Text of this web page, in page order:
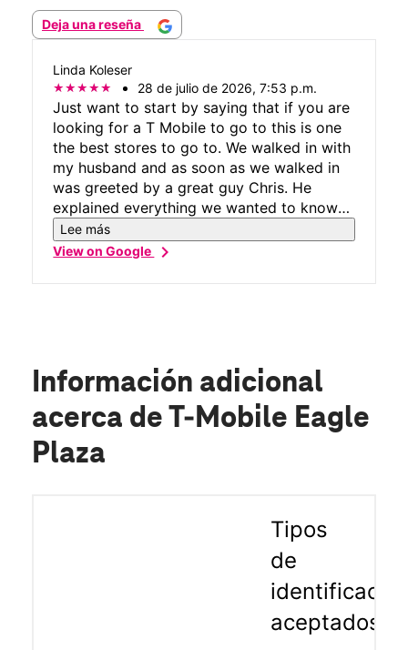
Deja una reseña
Linda Koleser
28 de julio de 2026, 7:53 p.m.
Just want to start by saying that if you are
looking for a T Mobile to go to this is one
the best stores to go to. We walked in with
my husband and as soon as we walked in
was greeted by a great guy Chris. He
explained everything we wanted to know
and everything we didn't understand. I
would definitely continue doing business
pleasurable experience thank you Chris.
Lee más
View on Googlechevron_right
Información adicional
acerca de T-Mobile Eagle
Plaza
Tipos
de
aceptados